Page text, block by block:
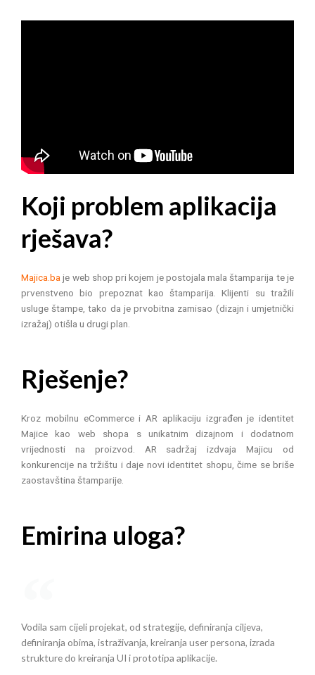
Koji problem aplikacija
rješava?
Majica.ba je web shop pri kojem je postojala mala štamparija te je
prvenstveno bio prepoznat kao štamparija. Klijenti su tražili
usluge štampe, tako da je prvobitna zamisao (dizajn i umjetnički
izražaj) otišla u drugi plan.
Rješenje?
Kroz mobilnu eCommerce i AR aplikaciju izgrađen je identitet
Majice kao web shopa s unikatnim dizajnom i dodatnom
vrijednosti na proizvod. AR sadržaj izdvaja Majicu od
konkurencije na tržištu i daje novi identitet shopu, čime se briše
zaostavština štamparije.
Emirina uloga?
Vodila sam cijeli projekat, od strategije, definiranja ciljeva,
definiranja obima, istraživanja, kreiranja user persona, izrada
strukture do kreiranja UI i prototipa aplikacije.